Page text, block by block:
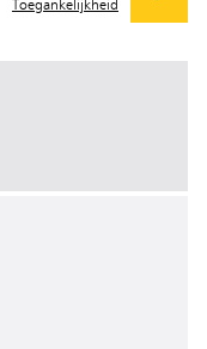
Toegankelijkheid